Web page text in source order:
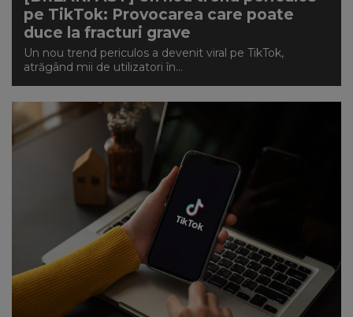
pe TikTok: Provocarea care poate
duce la fracturi grave
Un nou trend periculos a devenit viral pe TikTok,
atrăgând mii de utilizatori în...